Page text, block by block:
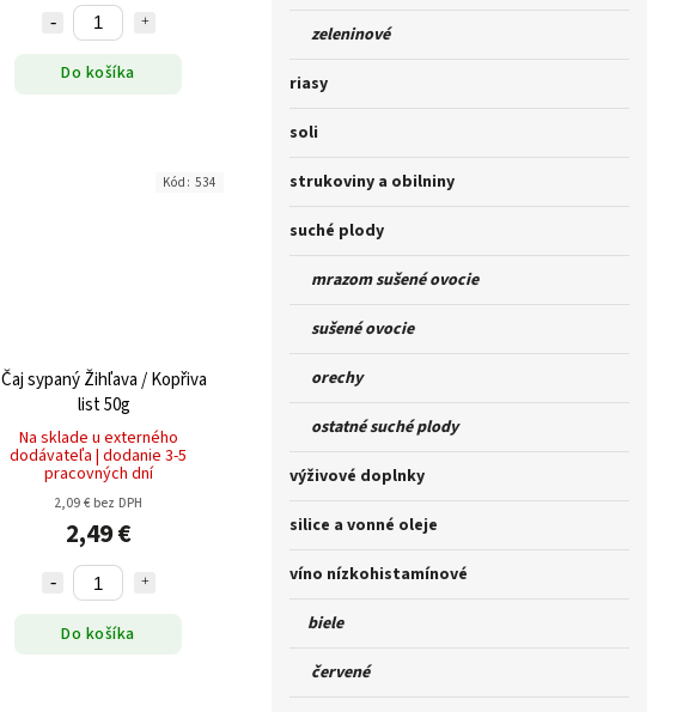
zeleninové
riasy
soli
strukoviny a obilniny
suché plody
mrazom sušené ovocie
sušené ovocie
orechy
ostatné suché plody
výživové doplnky
silice a vonné oleje
víno nízkohistamínové
biele
červené
Do košíka
Čaj sypaný Žihľava / Kopřiva
list 50g
Na sklade u externého
dodávateľa | dodanie 3-5
pracovných dní
2,09 € bez DPH
2,49 €
Do košíka
Kód: 534